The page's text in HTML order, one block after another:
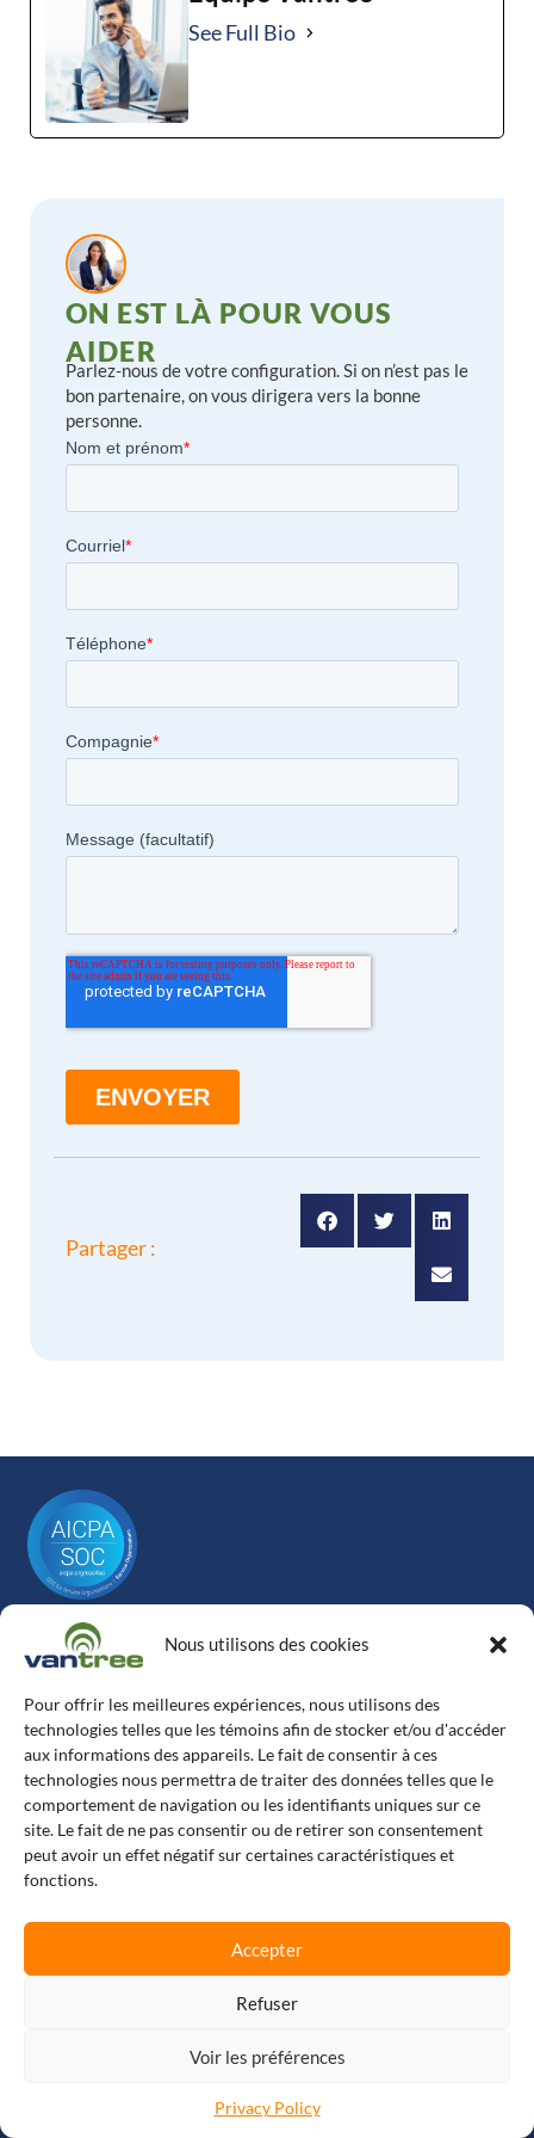
Nous utilisons des cookies
Pour offrir les meilleures expériences, nous utilisons des
technologies telles que les témoins afin de stocker et/ou d'accéder
aux informations des appareils. Le fait de consentir à ces
technologies nous permettra de traiter des données telles que le
comportement de navigation ou les identifiants uniques sur ce
site. Le fait de ne pas consentir ou de retirer son consentement
peut avoir un effet négatif sur certaines caractéristiques et
fonctions.
Accepter
Refuser
Voir les préférences
Privacy Policy
See Full Bio
ON EST LÀ POUR VOUS
AIDER
Parlez-nous de votre configuration. Si on n’est pas le
bon partenaire, on vous dirigera vers la bonne
personne.
Partager :
Solutions
Web EDI
Automatisation EDI
Automatisation EDI & API
Automatisation ERP
Tierce Partie
EDI Industrie alimentaire
EDI industrie manufacturière
Normes De Documents EDI